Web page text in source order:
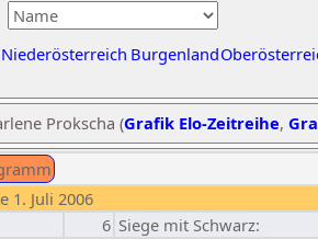
Niederösterreich Burgenland
Prokscha (Grafik Elo-Zeitreihe,
1. Juli 2006
6 Siege mit Schwarz: